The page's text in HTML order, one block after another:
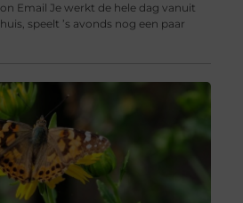
on Email Je werkt de hele dag vanuit
huis, speelt ’s avonds nog een paar